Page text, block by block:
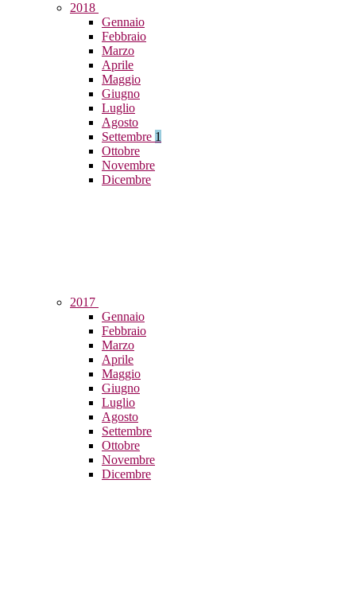
2018
Gennaio
Febbraio
Marzo
Aprile
Maggio
Giugno
Luglio
Agosto
Settembre 1
Ottobre
Novembre
Dicembre
2017
Gennaio
Febbraio
Marzo
Aprile
Maggio
Giugno
Luglio
Agosto
Settembre
Ottobre
Novembre
Dicembre